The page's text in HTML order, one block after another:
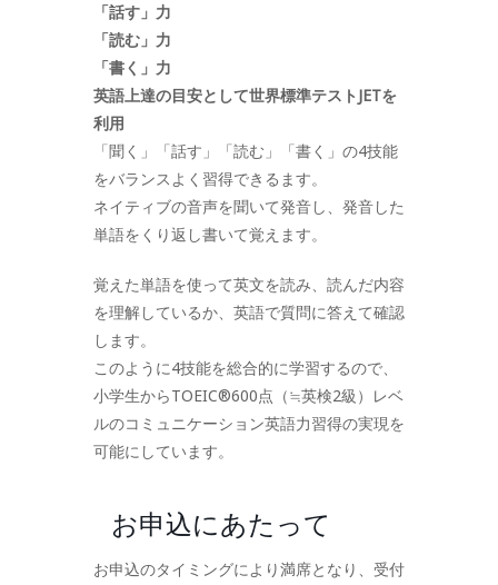
「話す」力
「読む」力
「書く」力
英語上達の目安として世界標準テストJETを
利用
「聞く」「話す」「読む」「書く」の4技能
をバランスよく習得できるます。
ネイティブの音声を聞いて発音し、発音した
単語をくり返し書いて覚えます。
覚えた単語を使って英文を読み、読んだ内容
を理解しているか、英語で質問に答えて確認
します。
このように4技能を総合的に学習するので、
小学生からTOEIC®600点（≒英検2級）レベ
ルのコミュニケーション英語力習得の実現を
可能にしています。
お申込にあたって
お申込のタイミングにより満席となり、受付